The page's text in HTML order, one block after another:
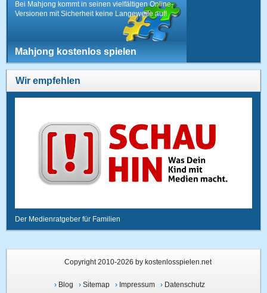
Bei Mahjong kommt in seinen vielfältigen Online-
Versionen mit Sicherheit keine Langeweile auf!
Mahjong kostenlos spielen
Wir empfehlen
Der Medienratgeber für Familien
Copyright 2010-2026 by kostenlosspielen.net
› Blog › Sitemap› Impressum› Datenschutz